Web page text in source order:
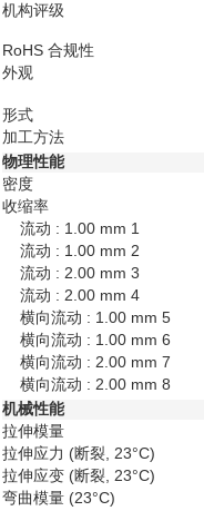
机构评级
RoHS 合规性
外观
形式
加工方法
物理性能
密度
收缩率
流动 : 1.00 mm 1
流动 : 1.00 mm 2
流动 : 2.00 mm 3
流动 : 2.00 mm 4
横向流动 : 1.00 mm 5
横向流动 : 1.00 mm 6
横向流动 : 2.00 mm 7
横向流动 : 2.00 mm 8
机械性能
拉伸模量
拉伸应力 (断裂, 23°C)
拉伸应变 (断裂, 23°C)
弯曲模量 (23°C)